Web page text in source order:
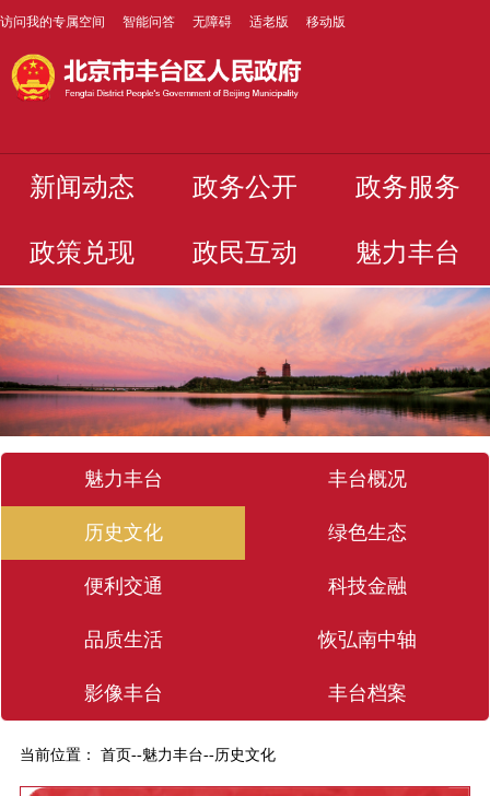
访问我的专属空间 智能问答 无障碍 适老版 移动版
新闻动态 政务公开 政务服务
政策兑现 政民互动 魅力丰台
魅力丰台 丰台概况
历史文化 绿色生态
便利交通 科技金融
品质生活 恢弘南中轴
影像丰台 丰台档案
当前位置： 首页--魅力丰台--历史文化